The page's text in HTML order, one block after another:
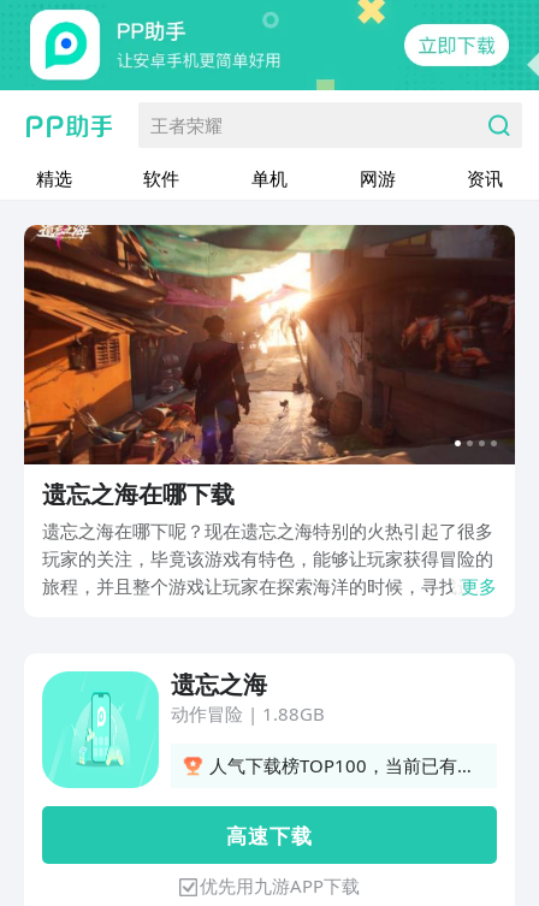
王者荣耀
精选 软件 单机 网游 资讯
遗忘之海在哪下载
遗忘之海在哪下呢？现在遗忘之海特别的火热引起了很多
玩家的关注，毕竟该游戏有特色，能够让玩家获得冒险的
旅程，并且整个游戏让玩家在探索海洋的时候，寻找遗忘
更多
遗忘之海
动作冒险 | 1.88GB
人气下载榜TOP100，当前已有
高 速 下 载
优先用九游APP下载